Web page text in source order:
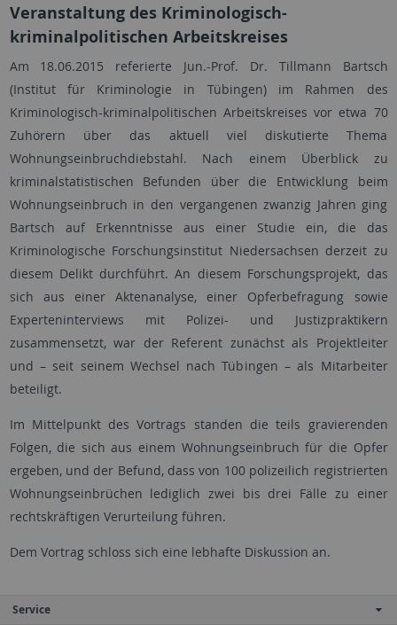
Veranstaltung des Kriminologisch-
kriminalpolitischen Arbeitskreises
Am 18.06.2015 referierte Jun.-Prof. Dr. Tillmann Bartsch
(Institut für Kriminologie in Tübingen) im Rahmen des
Kriminologisch-kriminalpolitischen Arbeitskreises vor etwa 70
Zuhörern über das aktuell viel diskutierte Thema
Wohnungseinbruchdiebstahl. Nach einem Überblick zu
kriminalstatistischen Befunden über die Entwicklung beim
Wohnungseinbruch in den vergangenen zwanzig Jahren ging
Bartsch auf Erkenntnisse aus einer Studie ein, die das
Kriminologische Forschungsinstitut Niedersachsen derzeit zu
diesem Delikt durchführt. An diesem Forschungsprojekt, das
sich aus einer Aktenanalyse, einer Opferbefragung sowie
Experteninterviews mit Polizei- und Justizpraktikern
zusammensetzt, war der Referent zunächst als Projektleiter
und – seit seinem Wechsel nach Tübingen – als Mitarbeiter
beteiligt.
Im Mittelpunkt des Vortrags standen die teils gravierenden
Folgen, die sich aus einem Wohnungseinbruch für die Opfer
ergeben, und der Befund, dass von 100 polizeilich registrierten
Wohnungseinbrüchen lediglich zwei bis drei Fälle zu einer
rechtskräftigen Verurteilung führen.
Dem Vortrag schloss sich eine lebhafte Diskussion an.
Service